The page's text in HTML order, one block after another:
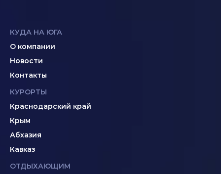
КУДА НА ЮГА
О компании
Новости
Контакты
КУРОРТЫ
Краснодарский край
Крым
Абхазия
Кавказ
ОТДЫХАЮЩИМ